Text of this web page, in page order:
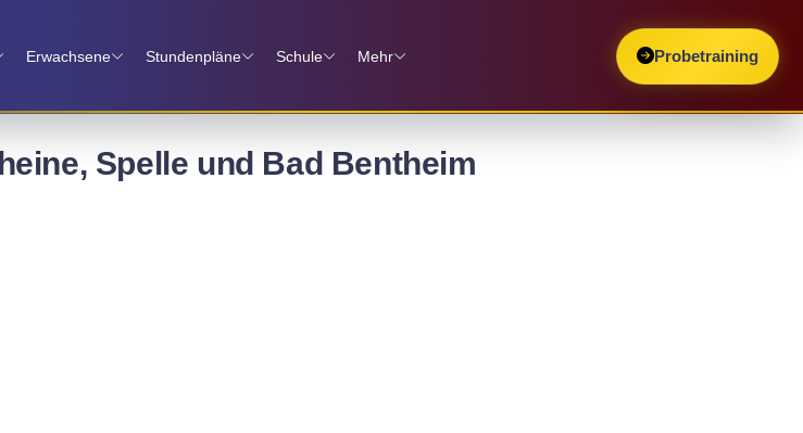
Erwachsene Stundenpläne Schule Mehr Probetraining
Spelle und Bad Bentheim